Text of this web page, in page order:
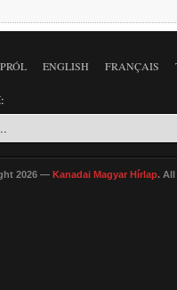
ENGLISH FRANÇAIS
2026 — Kanadai Magyar Hírlap. All